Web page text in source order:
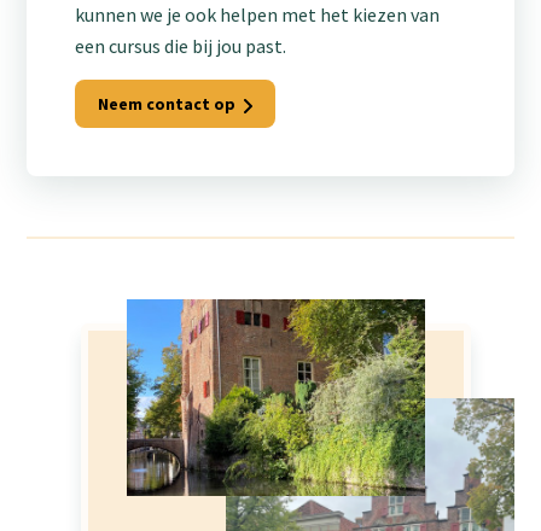
kunnen we je ook helpen met het kiezen van
een cursus die bij jou past.
Neem contact op